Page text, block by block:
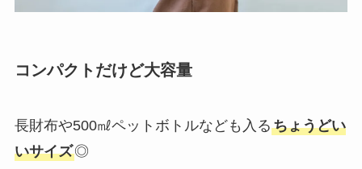
コンパクトだけど大容量
長財布や500㎖ペットボトルなども入るちょうどい
いサイズ◎